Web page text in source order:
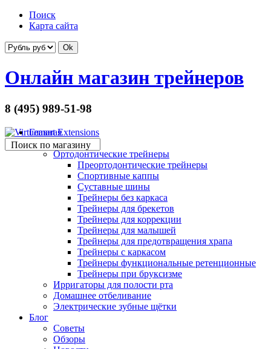
Поиск
Карта сайта
Онлайн магазин трейнеров
8 (495) 989-51-98
Поиск по магазину
Главная
Товары
Ортодонтические трейнеры
Преортодонтические трейнеры
Спортивные каппы
Суставные шины
Трейнеры без каркаса
Трейнеры для брекетов
Трейнеры для коррекции
Трейнеры для малышей
Трейнеры для предотвращения храпа
Трейнеры с каркасом
Трейнеры функциональные ретенционные
Трейнеры при бруксизме
Ирригаторы для полости рта
Домашнее отбеливание
Электрические зубные щётки
Блог
Советы
Обзоры